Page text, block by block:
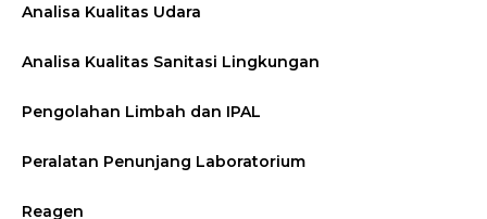
Analisa Kualitas Udara
Analisa Kualitas Sanitasi Lingkungan
Pengolahan Limbah dan IPAL
Peralatan Penunjang Laboratorium
Reagen